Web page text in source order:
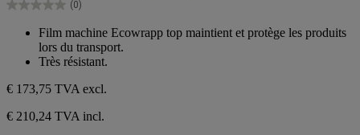
étoiles.
(0)
0.0
étoiles.
Film machine Ecowrapp top maintient et protège les produits
lors du transport.
Très résistant.
€ 173,75 TVA excl.
€ 210,24 TVA incl.